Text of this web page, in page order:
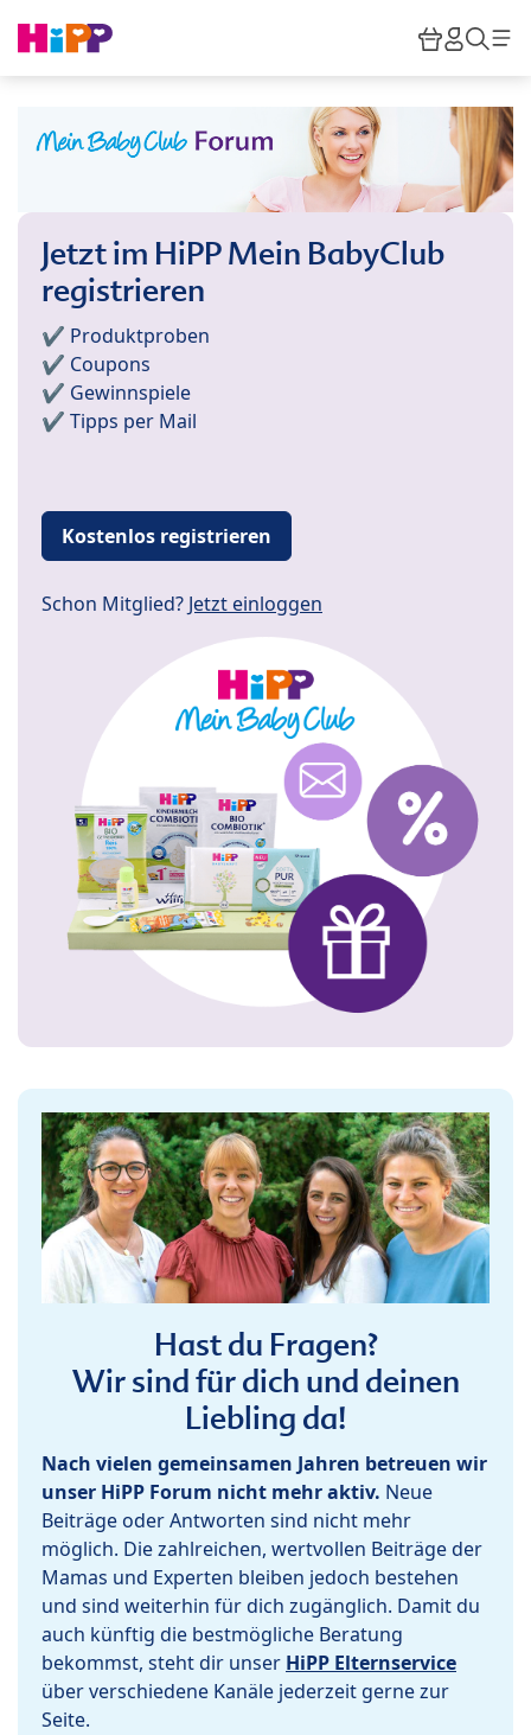
HiPP
Jetzt im HiPP Mein BabyClub
registrieren
✔️ Produktproben
✔️ Coupons
✔️ Gewinnspiele
✔️ Tipps per Mail
Kostenlos registrieren
Schon Mitglied? Jetzt einloggen
Hast du Fragen?
Wir sind für dich und deinen
Liebling da!
Nach vielen gemeinsamen Jahren betreuen wir
unser HiPP Forum nicht mehr aktiv. Neue
Beiträge oder Antworten sind nicht mehr
möglich. Die zahlreichen, wertvollen Beiträge der
Mamas und Experten bleiben jedoch bestehen
und sind weiterhin für dich zugänglich. Damit du
auch künftig die bestmögliche Beratung
bekommst, steht dir unser HiPP Elternservice
über verschiedene Kanäle jederzeit gerne zur
Seite.